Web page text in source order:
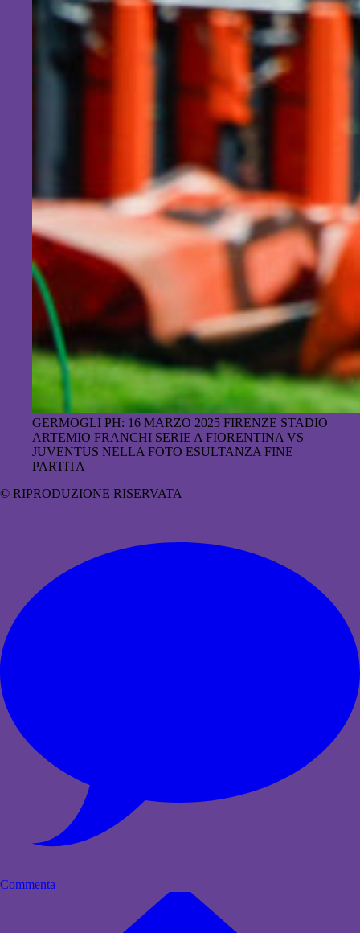
GERMOGLI PH: 16 MARZO 2025 FIRENZE STADIO
ARTEMIO FRANCHI SERIE A FIORENTINA VS
JUVENTUS NELLA FOTO ESULTANZA FINE
PARTITA
© RIPRODUZIONE RISERVATA
Commenta